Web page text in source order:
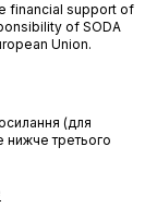
financial support of
of SODA
Union.
(для
нижче третього